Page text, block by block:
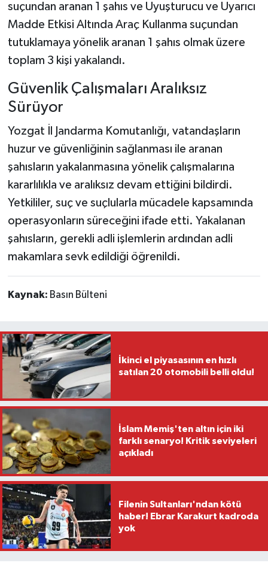
suçundan aranan 1 şahıs ve Uyuşturucu ve Uyarıcı
Madde Etkisi Altında Araç Kullanma suçundan
tutuklamaya yönelik aranan 1 şahıs olmak üzere
toplam 3 kişi yakalandı.
Güvenlik Çalışmaları Aralıksız
Sürüyor
Yozgat İl Jandarma Komutanlığı, vatandaşların
huzur ve güvenliğinin sağlanması ile aranan
şahısların yakalanmasına yönelik çalışmalarına
kararlılıkla ve aralıksız devam ettiğini bildirdi.
Yetkililer, suç ve suçlularla mücadele kapsamında
operasyonların süreceğini ifade etti. Yakalanan
şahısların, gerekli adli işlemlerin ardından adli
makamlara sevk edildiği öğrenildi.
Kaynak: Basın Bülteni
İkinci el piyasasının en hızlı
satılan 20 otomobili belli oldu!
İslam Memiş'ten altın için iki
farklı senaryo! Kritik seviyeleri
açıkladı
Filenin Sultanları'ndan kötü
haber! Ebrar Karakurt kadroda
yok